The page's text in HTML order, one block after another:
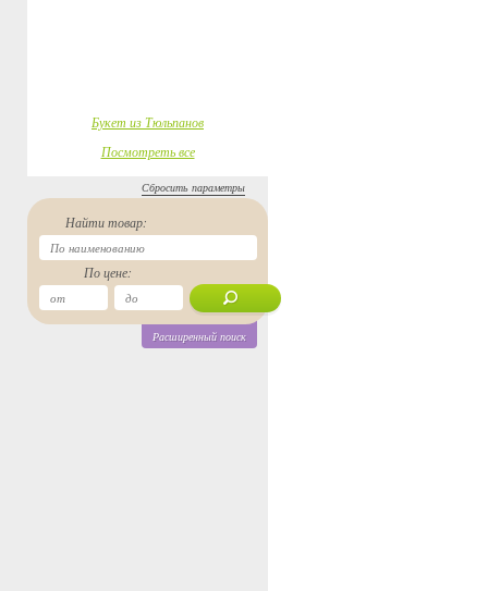
Букет из Тюльпанов
Посмотреть все
Найти товар:
По цене:
Сбросить параметры
Расширенный поиск